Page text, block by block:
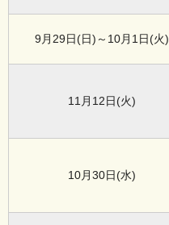
9月29日(日)～10月1日(火)
11月12日(火)
10月30日(水)